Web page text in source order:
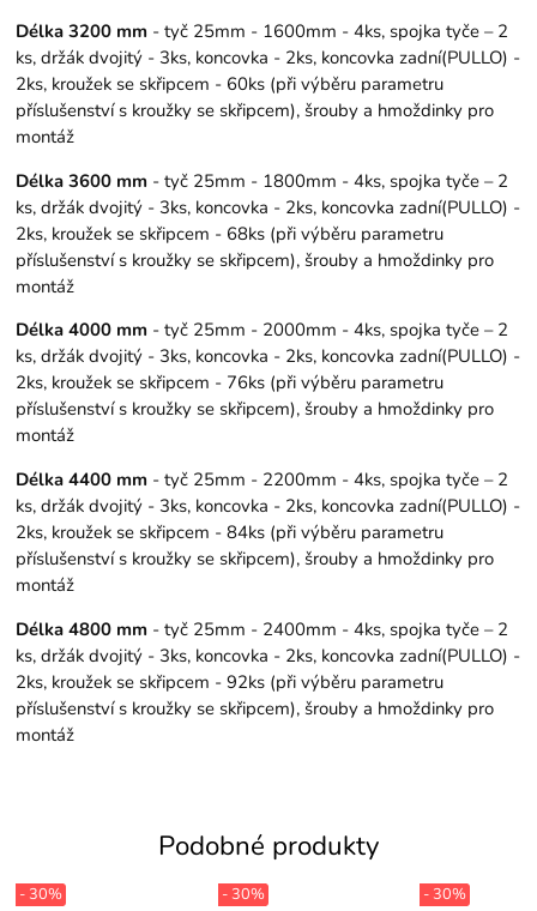
Délka 3200 mm - tyč 25mm - 1600mm - 4ks, spojka tyče – 2
ks, držák dvojitý - 3ks, koncovka - 2ks, koncovka zadní(PULLO) -
2ks, kroužek se skřipcem - 60ks (při výběru parametru
příslušenství s kroužky se skřipcem), šrouby a hmoždinky pro
montáž
Délka 3600 mm - tyč 25mm - 1800mm - 4ks, spojka tyče – 2
ks, držák dvojitý - 3ks, koncovka - 2ks, koncovka zadní(PULLO) -
2ks, kroužek se skřipcem - 68ks (při výběru parametru
příslušenství s kroužky se skřipcem), šrouby a hmoždinky pro
montáž
Délka 4000 mm - tyč 25mm - 2000mm - 4ks, spojka tyče – 2
ks, držák dvojitý - 3ks, koncovka - 2ks, koncovka zadní(PULLO) -
2ks, kroužek se skřipcem - 76ks (při výběru parametru
příslušenství s kroužky se skřipcem), šrouby a hmoždinky pro
montáž
Délka 4400 mm - tyč 25mm - 2200mm - 4ks, spojka tyče – 2
ks, držák dvojitý - 3ks, koncovka - 2ks, koncovka zadní(PULLO) -
2ks, kroužek se skřipcem - 84ks (při výběru parametru
příslušenství s kroužky se skřipcem), šrouby a hmoždinky pro
montáž
Délka 4800 mm - tyč 25mm - 2400mm - 4ks, spojka tyče – 2
ks, držák dvojitý - 3ks, koncovka - 2ks, koncovka zadní(PULLO) -
2ks, kroužek se skřipcem - 92ks (při výběru parametru
příslušenství s kroužky se skřipcem), šrouby a hmoždinky pro
montáž
Podobné produkty
- 30% - 30% - 30%